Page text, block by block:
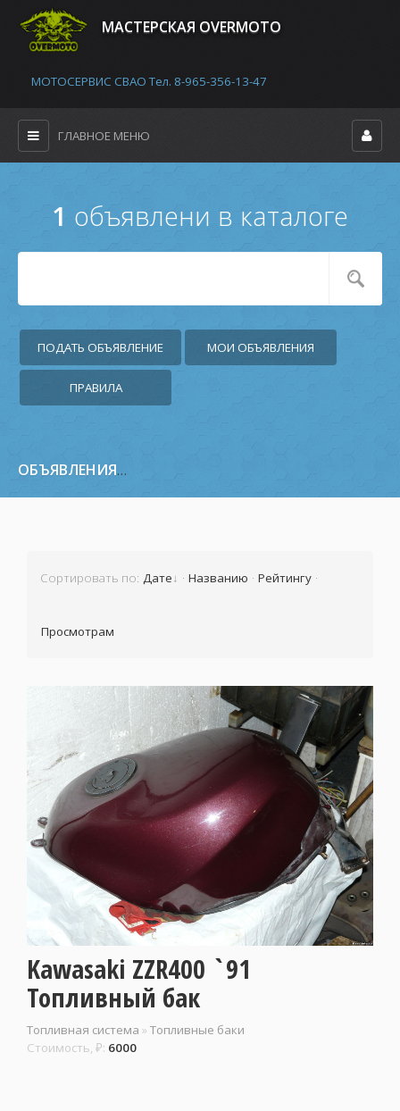
MАСТЕРСКАЯ OVERMOTO
МОТОСЕРВИС СВАО Тел. 8-965-356-13-47
ГЛАВНОЕ МЕНЮ
1 объявлени в каталоге
ПОДАТЬ ОБЪЯВЛЕНИЕ МОИ ОБЪЯВЛЕНИЯ
ПРАВИЛА
ОБЪЯВЛЕНИЯ
Сортировать по: Дате · Названию · Рейтингу ·
Просмотрам
Kawasaki ZZR400 `91
Топливный бак
Топливная система » Топливные баки
Стоимость, ₽: 6000